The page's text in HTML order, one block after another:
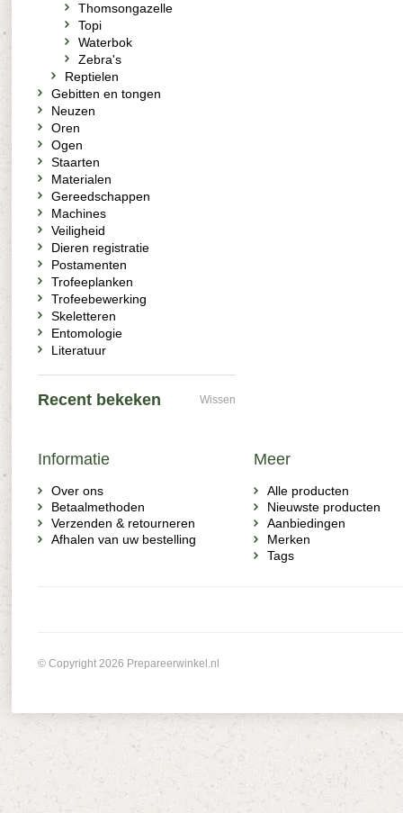
Thomsongazelle
Topi
Waterbok
Zebra's
Reptielen
Gebitten en tongen
Neuzen
Oren
Ogen
Staarten
Materialen
Gereedschappen
Machines
Veiligheid
Dieren registratie
Postamenten
Trofeeplanken
Trofeebewerking
Skeletteren
Entomologie
Literatuur
Recent bekeken Wissen
Informatie
Over ons
Betaalmethoden
Verzenden & retourneren
Afhalen van uw bestelling
Meer
Alle producten
Nieuwste producten
Aanbiedingen
Merken
Tags
© Copyright 2026 Prepareerwinkel.nl